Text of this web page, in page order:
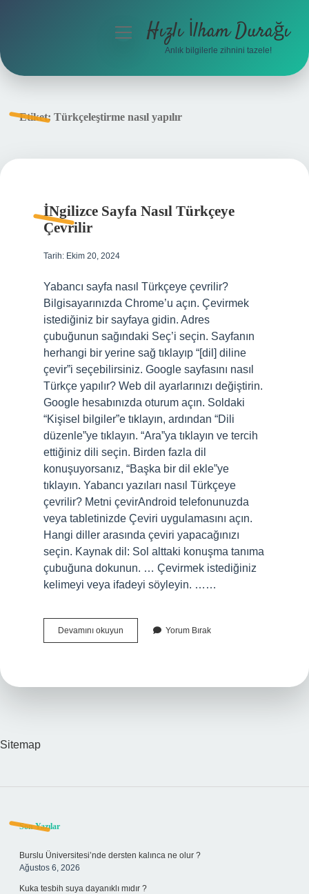
menüyüHızlı İlham Durağı
Anlık bilgilerle zihnini tazele!
Etiket: Türkçeleştirme nasıl yapılır
İNgilizce Sayfa Nasıl Türkçeye
Çevrilir
Tarih: Ekim 20, 2024
Yabancı sayfa nasıl Türkçeye çevrilir?
Bilgisayarınızda Chrome’u açın. Çevirmek
istediğiniz bir sayfaya gidin. Adres
çubuğunun sağındaki Seç’i seçin. Sayfanın
herhangi bir yerine sağ tıklayıp “[dil] diline
çevir”i seçebilirsiniz. Google sayfasını nasıl
Türkçe yapılır? Web dil ayarlarınızı değiştirin.
Google hesabınızda oturum açın. Soldaki
“Kişisel bilgiler”e tıklayın, ardından “Dili
düzenle”ye tıklayın. “Ara”ya tıklayın ve tercih
ettiğiniz dili seçin. Birden fazla dil
konuşuyorsanız, “Başka bir dil ekle”ye
tıklayın. Yabancı yazıları nasıl Türkçeye
çevrilir? Metni çevirAndroid telefonunuzda
veya tabletinizde Çeviri uygulamasını açın.
Hangi diller arasında çeviri yapacağınızı
seçin. Kaynak dil: Sol alttaki konuşma tanıma
çubuğuna dokunun. … Çevirmek istediğiniz
kelimeyi veya ifadeyi söyleyin. ……
Devamını okuyun İNgilizce
Sayfa
Yorum Bırak
Sitemap
Sidebar
Son Yazılar
Burslu Üniversitesi’nde dersten kalınca ne olur ?
Ağustos 6, 2026
Kuka tesbih suya dayanıklı mıdır ?